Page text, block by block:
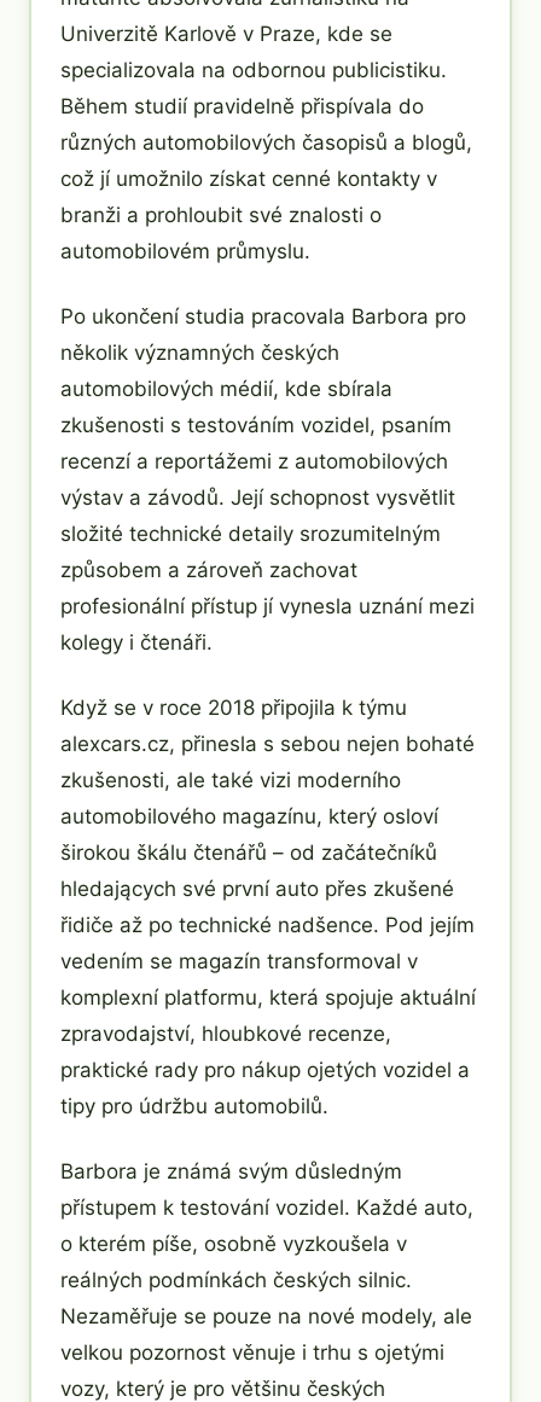
Univerzitě Karlově v Praze, kde se
specializovala na odbornou publicistiku.
Během studií pravidelně přispívala do
různých automobilových časopisů a blogů,
což jí umožnilo získat cenné kontakty v
branži a prohloubit své znalosti o
automobilovém průmyslu.
Po ukončení studia pracovala Barbora pro
několik významných českých
automobilových médií, kde sbírala
zkušenosti s testováním vozidel, psaním
recenzí a reportážemi z automobilových
výstav a závodů. Její schopnost vysvětlit
složité technické detaily srozumitelným
způsobem a zároveň zachovat
profesionální přístup jí vynesla uznání mezi
kolegy i čtenáři.
Když se v roce 2018 připojila k týmu
alexcars.cz, přinesla s sebou nejen bohaté
zkušenosti, ale také vizi moderního
automobilového magazínu, který osloví
širokou škálu čtenářů – od začátečníků
hledających své první auto přes zkušené
řidiče až po technické nadšence. Pod jejím
vedením se magazín transformoval v
komplexní platformu, která spojuje aktuální
zpravodajství, hloubkové recenze,
praktické rady pro nákup ojetých vozidel a
tipy pro údržbu automobilů.
Barbora je známá svým důsledným
přístupem k testování vozidel. Každé auto,
o kterém píše, osobně vyzkoušela v
reálných podmínkách českých silnic.
Nezaměřuje se pouze na nové modely, ale
velkou pozornost věnuje i trhu s ojetými
vozy, který je pro většinu českých